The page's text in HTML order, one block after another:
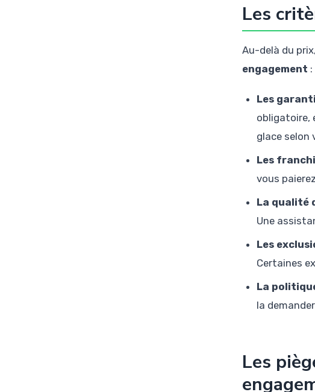
Les
Au-delà du
engagement :
Les
obligatoire,
glace selon
Les
vous
La qualité
Une
Les
Certaines
La
la
Les